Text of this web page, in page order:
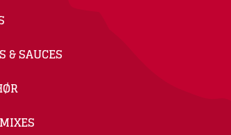
& SAUCES